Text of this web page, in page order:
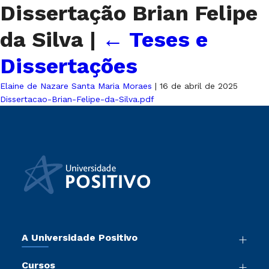
Dissertação Brian Felipe
da Silva | ← Teses e
Dissertações
Elaine de Nazare Santa Maria Moraes | 16 de abril de 2025
Dissertacao-Brian-Felipe-da-Silva.pdf
A Universidade Positivo
Cursos